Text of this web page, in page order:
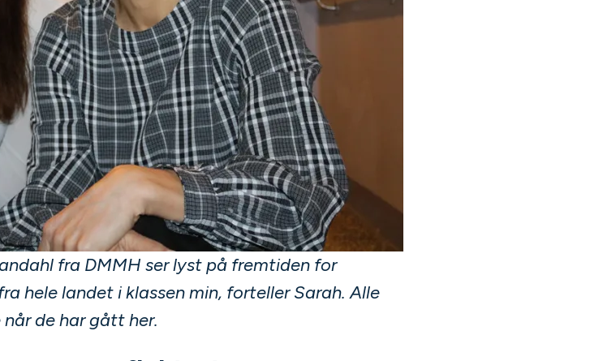
fra DMMH ser lyst på fremtiden for
hele landet i klassen min, forteller Sarah. Alle
de har gått her.